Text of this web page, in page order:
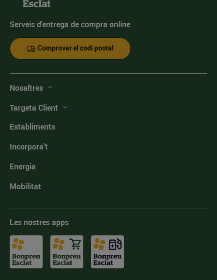
Serveis d'entrega de compra online
Comprovar el codi postal
Nosaltres
Targeta Client
Establiments
Incorpora't
Energia
Mobilitat
Les nostres apps